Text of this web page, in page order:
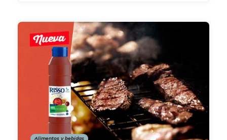
Alimentos y bebidas